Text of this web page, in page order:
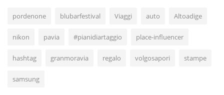
pordenone blubarfestival Viaggi auto Altoadige
nikon pavia #pianidiartaggio place-influencer
hashtag granmoravia regalo volgosapori stampe
samsung